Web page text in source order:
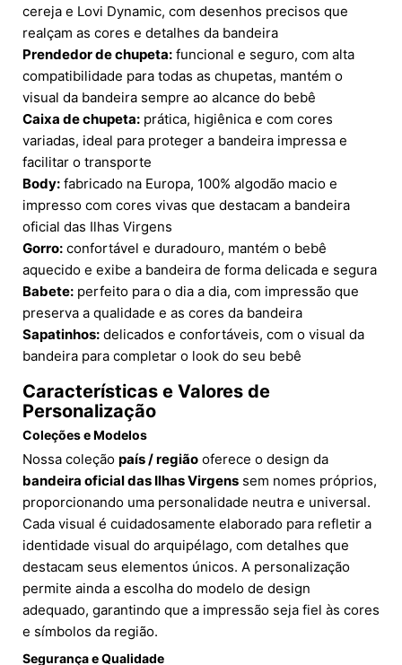
cereja e Lovi Dynamic, com desenhos precisos que
realçam as cores e detalhes da bandeira
Prendedor de chupeta: funcional e seguro, com alta
compatibilidade para todas as chupetas, mantém o
visual da bandeira sempre ao alcance do bebê
Caixa de chupeta: prática, higiênica e com cores
variadas, ideal para proteger a bandeira impressa e
facilitar o transporte
Body: fabricado na Europa, 100% algodão macio e
impresso com cores vivas que destacam a bandeira
oficial das Ilhas Virgens
Gorro: confortável e duradouro, mantém o bebê
aquecido e exibe a bandeira de forma delicada e segura
Babete: perfeito para o dia a dia, com impressão que
preserva a qualidade e as cores da bandeira
Sapatinhos: delicados e confortáveis, com o visual da
bandeira para completar o look do seu bebê
Características e Valores de
Personalização
Coleções e Modelos
Nossa coleção país / região oferece o design da
bandeira oficial das Ilhas Virgens sem nomes próprios,
proporcionando uma personalidade neutra e universal.
Cada visual é cuidadosamente elaborado para refletir a
identidade visual do arquipélago, com detalhes que
destacam seus elementos únicos. A personalização
permite ainda a escolha do modelo de design
adequado, garantindo que a impressão seja fiel às cores
e símbolos da região.
Segurança e Qualidade